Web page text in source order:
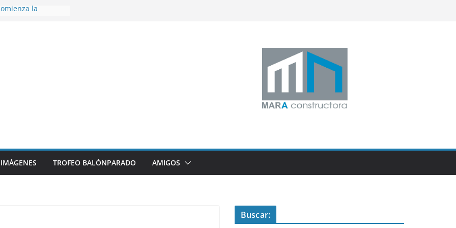
la
sumando
26/27
en el
de
IMÁGENES TROFEO BALÓNPARADO AMIGOS
Buscar: